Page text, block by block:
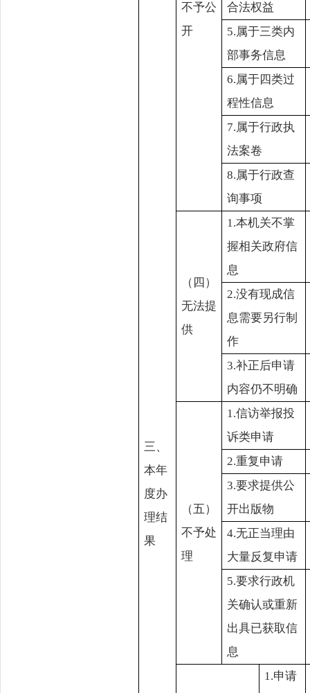
三、
本年
度办
理结
果
不予公
开
合法权益
5.属于三类内
部事务信息
6.属于四类过
程性信息
7.属于行政执
法案卷
8.属于行政查
询事项
（四）
无法提
供
1.本机关不掌
握相关政府信
息
2.没有现成信
息需要另行制
作
3.补正后申请
内容仍不明确
（五）
不予处
理
1.信访举报投
诉类申请
2.重复申请
3.要求提供公
开出版物
4.无正当理由
大量反复申请
5.要求行政机
关确认或重新
出具已获取信
息
1.申请